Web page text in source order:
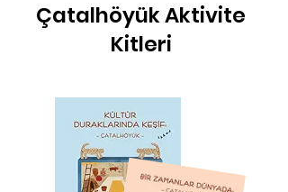
Çatalhöyük Aktivite
Kitleri